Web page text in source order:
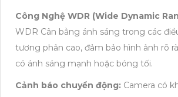
Công Nghệ WDR (Wide Dynamic
WDR Cân bằng ánh sáng trong các
tương phản cao, đảm bảo hình ảnh rõ
có ánh sáng mạnh hoặc bóng tối.
Cảnh báo chuyển động: Camera có